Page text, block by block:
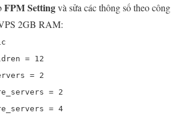
FPM Settingvà sửa các thông số theo công
2GB RAM:
= 12
= 2
= 2
= 4